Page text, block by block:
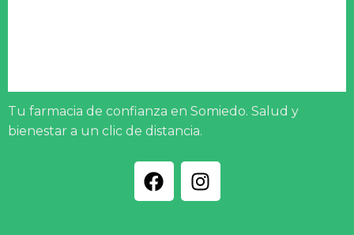
Tu farmacia de confianza en Somiedo. Salud y
bienestar a un clic de distancia.